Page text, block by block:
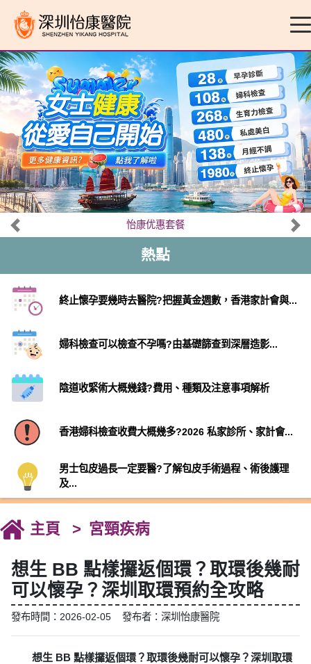
怡康优惠套餐
熱點
終止懷孕要幾時去醫院?把握黃金週數，香港家計會與...
婦科檢查可以檢查不孕嗎?由基礎篩查到深層造影...
陰道收緊術大概幾錢?費用、種類及注意事項解析
香港婦科檢查收費大概幾多?2026 私家診所、家計會...
男士包皮過長一定要醫?了解包皮手術過程、術後護理
及...
主頁 宮頸疾病
想生 BB 點樣攞返個環？取環後幾耐
可以懷孕？深圳取環預約全攻略
發布時間：2026-02-05 發布者：深圳怡康醫院
想生 BB 點樣攞返個環？取環後幾耐可以懷孕？深圳取環